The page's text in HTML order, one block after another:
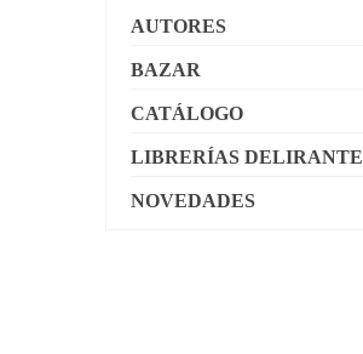
AUTORES
BAZAR
CATÁLOGO
LIBRERÍAS DELIRANTE
NOVEDADES